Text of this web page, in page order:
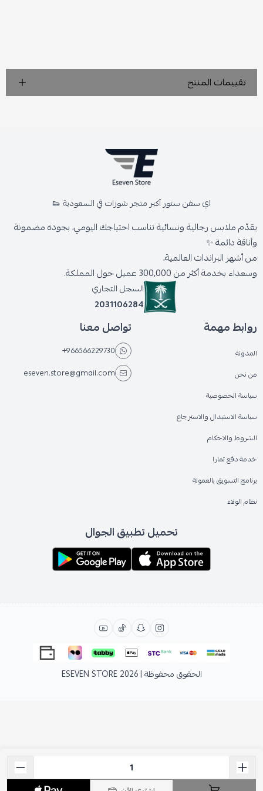
تقييمات المنتج
اي سفن ستور أكبر متجر شوزات في السعودية 👟
يقدّم ملابس رجالية ونسائية تناسب احتياجك اليومي، بجودة مضمونة
وأناقة دائمة ✨
من أشهر البراندات العالمية،
وسعداء بخدمة أكثر من 300,000 عميل حول المملكة.
السجل التجاري
2031106284
روابط مهمة
المدونة
من نحن
سياسة الخصوصية
سياسة الاستبدال والاسترجاع
الشروط والاحكام
خدمة دفع تمارا
برنامج التسويق بالعمولة
نظام الولاء
تواصل معنا
+966566229730
eseven.store@gmail.com
تحميل تطبيق الجوال
الحقوق محفوظة | 2026 ESEVEN STORE